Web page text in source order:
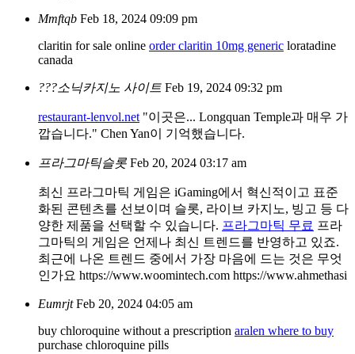
Mmftqb Feb 18, 2024 09:09 pm
claritin for sale online order claritin 10mg generic loratadine
canada
???소닉카지노 사이트 Feb 19, 2024 09:32 pm
restaurant-lenvol.net "이곳은... Longquan Temple과 매우 가
깝습니다." Chen Yan이 기억했습니다.
프라그마틱슬롯 Feb 20, 2024 03:17 am
최신 프라그마틱 게임은 iGaming에서 혁신적이고 표준
화된 콘텐츠를 선보이며 슬롯, 라이브 카지노, 빙고 등 다
양한 제품을 선택할 수 있습니다. 프라그마틱 무료 프라
그마틱의 게임은 언제나 최신 트렌드를 반영하고 있죠.
최근에 나온 트렌드 중에서 가장 마음에 드는 것은 무엇
인가요 https://www.woomintech.com https://www.ahmethasi
Eumrjt Feb 20, 2024 04:05 am
buy chloroquine without a prescription aralen where to buy
purchase chloroquine pills